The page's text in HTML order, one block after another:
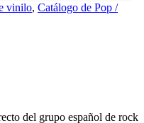
vinilo, Catálogo de Pop /
del grupo español de rock